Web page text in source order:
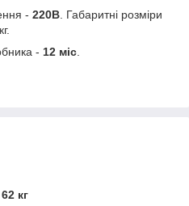
- 220В . Габаритні розміри
- 12 міс
62 кг